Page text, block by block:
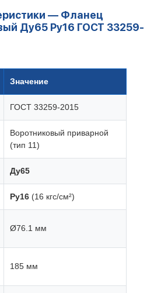
— Фланец
Ду65 Ру16 ГОСТ 33259-
Значение
ГОСТ 33259-2015
Воротниковый приварной
(тип 11)
Ду65
Ру16 (16 кгс/см²)
Ø76.1 мм
185 мм